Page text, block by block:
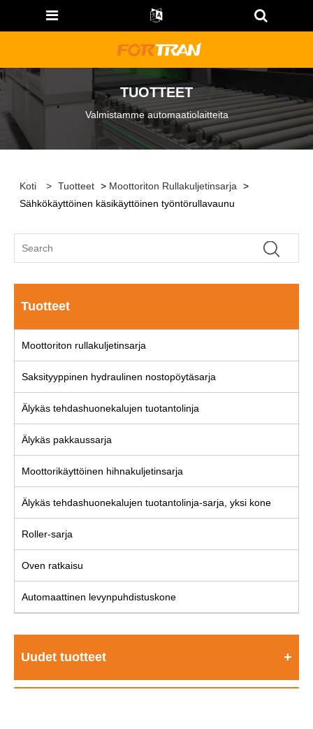
TUOTTEET
Valmistamme automaatiolaitteita
Koti > Tuotteet > Moottoriton Rullakuljetinsarja
>
Sähkökäyttöinen käsikäyttöinen työntörullavaunu
Tuotteet
Moottoriton rullakuljetinsarja
Saksityyppinen hydraulinen nostopöytäsarja
Älykäs tehdashuonekalujen tuotantolinja
Älykäs pakkaussarja
Moottorikäyttöinen hihnakuljetinsarja
Älykäs tehdashuonekalujen tuotantolinja-sarja, yksi kone
Roller-sarja
Oven ratkaisu
Automaattinen levynpuhdistuskone
Uudet tuotteet